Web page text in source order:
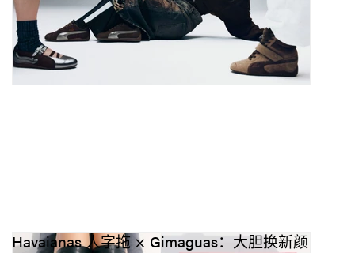
Havaianas 人字拖 × Gimaguas：大胆换新颜